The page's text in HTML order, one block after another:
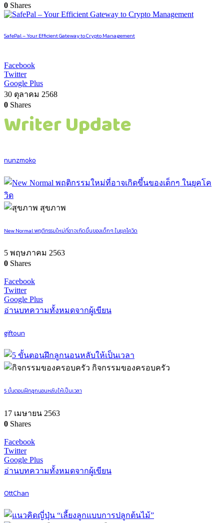
0 Shares
SafePal – Your Efficient Gateway to Crypto Management
Facebook
Twitter
Google Plus
30 ตุลาคม 2568
0 Shares
Writer Update
nunzmoko
สุขภาพ
New Normal พฤติกรรมใหม่ที่อาจเกิดขึ้นของเด็กๆ ในยุคโควิด
5 พฤษภาคม 2563
0 Shares
Facebook
Twitter
Google Plus
อ่านบทความทั้งหมดจากผู้เขียน
giftoun
กิจกรรมของครอบครัว
5 ขั้นตอนฝึกลูกนอนหลับให้เป็นเวลา
17 เมษายน 2563
0 Shares
Facebook
Twitter
Google Plus
อ่านบทความทั้งหมดจากผู้เขียน
OttChan